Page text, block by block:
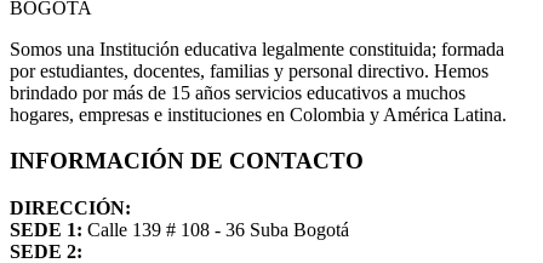
Somos una Institución educativa legalmente constituida; formada
por estudiantes, docentes, familias y personal directivo. Hemos
brindado por más de 15 años servicios educativos a muchos
hogares, empresas e instituciones en Colombia y América Latina.
INFORMACIÓN DE CONTACTO
DIRECCIÓN:
SEDE 1: Calle 139 # 108 - 36 Suba Bogotá
SEDE 2: